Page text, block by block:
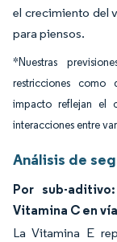
el crecimiento del
para piensos.
*Nuestras
restricciones como
impacto reflejan el
interacciones entre
Análisis de
Por sub-
Vitamina C en
La Vitamina E